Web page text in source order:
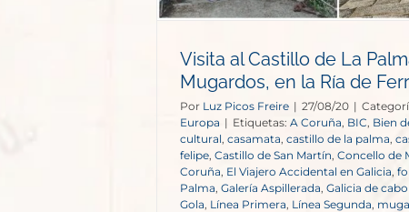
Visita al Castillo de La
Mugardos, en la Ría de
Por Luz Picos Freire | 27/08/20 |
Europa | Etiquetas: A Coruña, BIC Bien
cultural casamata castillo de la palma
felipe Castillo de San Martín, Concello de
Coruña El Viajero Accidental en Galicia,
Palma Galería Aspillerada Galicia de
Gola, Línea Primera Línea Segunda